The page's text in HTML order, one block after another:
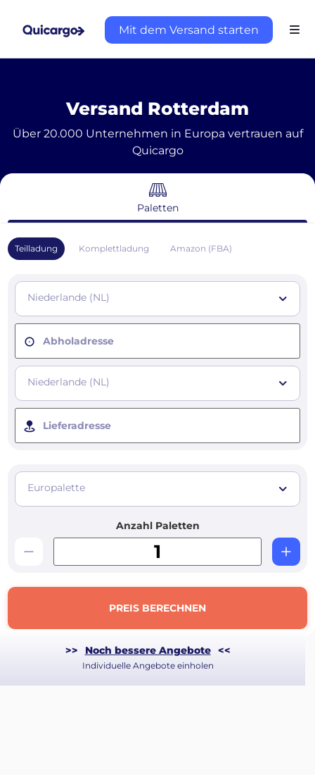
Mit dem Versand starten
Versand Rotterdam
Über 20.000 Unternehmen in Europa vertrauen auf
Quicargo
Paletten
Teilladung Komplettladung Amazon (FBA)
Niederlande (NL)
Abholadresse
Niederlande (NL)
Lieferadresse
Europalette
Anzahl Paletten
PREIS BERECHNEN
>> Noch bessere Angebote <<
Individuelle Angebote einholen